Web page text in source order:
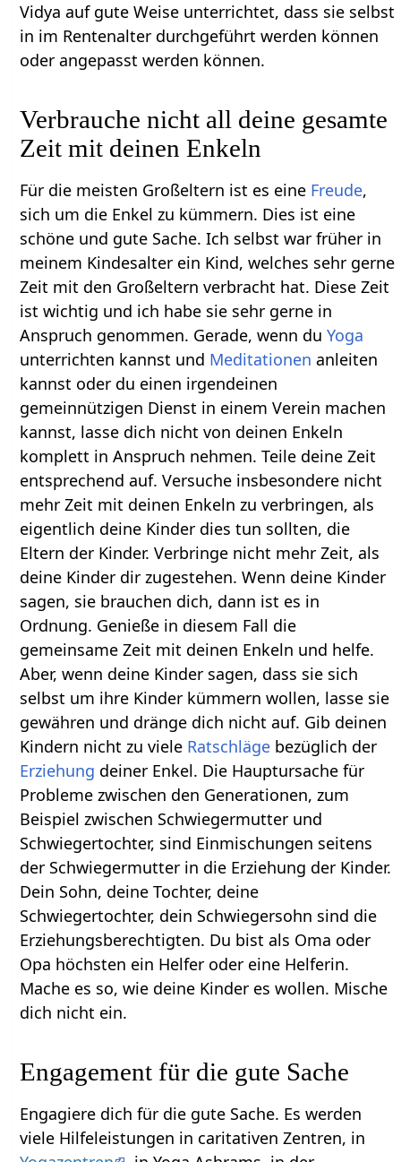
Vidya auf gute Weise unterrichtet, dass sie selbst
in im Rentenalter durchgeführt werden können
oder angepasst werden können.
Verbrauche nicht all deine gesamte
Zeit mit deinen Enkeln
Für die meisten Großeltern ist es eine Freude,
sich um die Enkel zu kümmern. Dies ist eine
schöne und gute Sache. Ich selbst war früher in
meinem Kindesalter ein Kind, welches sehr gerne
Zeit mit den Großeltern verbracht hat. Diese Zeit
ist wichtig und ich habe sie sehr gerne in
Anspruch genommen. Gerade, wenn duYoga
unterrichten kannst und Meditationen anleiten
kannst oder du einen irgendeinen
gemeinnützigen Dienst in einem Verein machen
kannst, lasse dich nicht von deinen Enkeln
komplett in Anspruch nehmen. Teile deine Zeit
entsprechend auf. Versuche insbesondere nicht
mehr Zeit mit deinen Enkeln zu verbringen, als
eigentlich deine Kinder dies tun sollten, die
Eltern der Kinder. Verbringe nicht mehr Zeit, als
deine Kinder dir zugestehen. Wenn deine Kinder
sagen, sie brauchen dich, dann ist es in
Ordnung. Genieße in diesem Fall die
gemeinsame Zeit mit deinen Enkeln und helfe.
Aber, wenn deine Kinder sagen, dass sie sich
selbst um ihre Kinder kümmern wollen, lasse sie
gewähren und dränge dich nicht auf. Gib deinen
Kindern nicht zu viele Ratschläge bezüglich der
Erziehung deiner Enkel. Die Hauptursache für
Probleme zwischen den Generationen, zum
Beispiel zwischen Schwiegermutter und
Schwiegertochter, sind Einmischungen seitens
der Schwiegermutter in die Erziehung der Kinder.
Dein Sohn, deine Tochter, deine
Schwiegertochter, dein Schwiegersohn sind die
Erziehungsberechtigten. Du bist als Oma oder
Opa höchsten ein Helfer oder eine Helferin.
Mache es so, wie deine Kinder es wollen. Mische
dich nicht ein.
Engagement für die gute Sache
Engagiere dich für die gute Sache. Es werden
viele Hilfeleistungen in caritativen Zentren, in